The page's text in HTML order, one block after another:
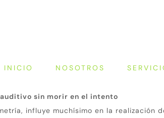
INICIO NOSOTROS
sin morir en el intento
influye muchísimo en la realización